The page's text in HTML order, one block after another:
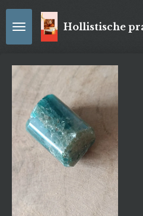
Ga
direct
hoofdinhoud